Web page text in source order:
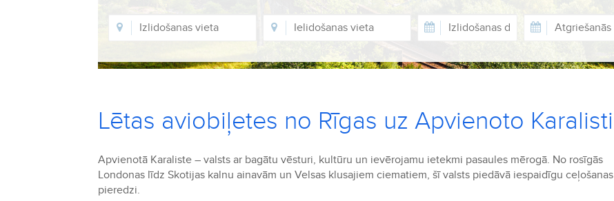
Lētas aviobiļetes no Rīgas uz Apvienoto Karalisti
Apvienotā Karaliste – valsts ar bagātu vēsturi, kultūru un ievērojamu ietekmi pasaules mērogā. No rosīgās
Londonas līdz Skotijas kalnu ainavām un Velsas klusajiem ciematiem, šī valsts piedāvā iespaidīgu ceļošanas
pieredzi.